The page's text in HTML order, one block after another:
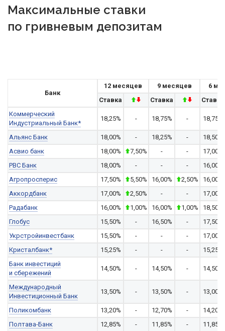
Максимальные ставки
по гривневым депозитам
Банк
12 месяцев 9 месяцев
6
Ставка
Ставка
Ставка
Коммерческий
Индустриальный Банк*
18,25% - 18,75% - 18,75%
Альянс Банк 18,00% - 18,25% -
18,50%
Асвио банк
18,00% 7,50% - -
17,00%
РВС Банк
18,00% - - -
16,00%
Агропросперис
17,50% 5,50% 16,00% 2,50%
16,00%
Аккордбанк
17,00% 2,50% - -
17,00%
Радабанк
16,00% 1,00% 16,00% 1,00%
18,50%
Глобус
15,50% - 16,50% -
17,50%
Укрстройинвестбанк
15,50% - - -
17,00%
Кристалбанк*
15,25% - - -
15,25%
Банк инвестиций
и сбережений
14,50% - 14,50% - 14,50%
Международный
Инвестиционный Банк
13,50% - 13,50% - 13,00%
Поликомбанк 13,20% - 12,70% -
14,20%
Полтава-Банк
12,85% - 11,85% - 11,85%